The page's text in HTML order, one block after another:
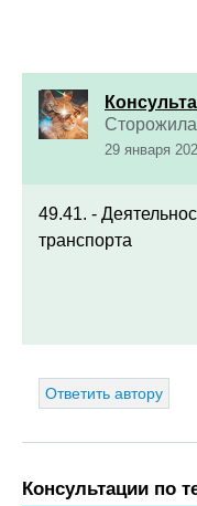
Сторожила
29 января
49.41. -
транспорта
Ответить автору
Консультации по